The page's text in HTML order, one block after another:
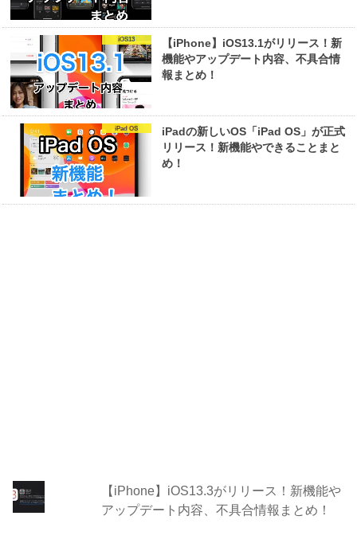
iOS13
【iPhone】iOS13.1がリリース！新
機能やアップデート内容、不具合情
報まとめ！
iPad OS
iPadの新しいOS「iPad OS」が正式
リリース！新機能やできることまと
め！
【iPhone】iOS13.3がリリース！新機能や
アップデート内容、不具合情報まとめ！